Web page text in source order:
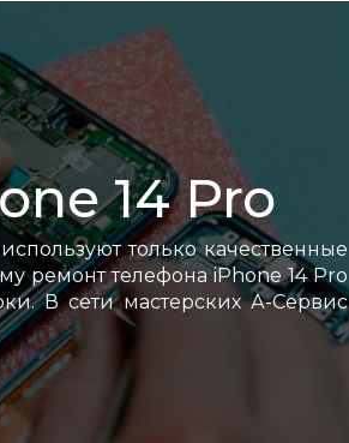
14 Pro
только качественные
ремонт телефона iPhone 14 Pro
В сети мастерских А-Сервис